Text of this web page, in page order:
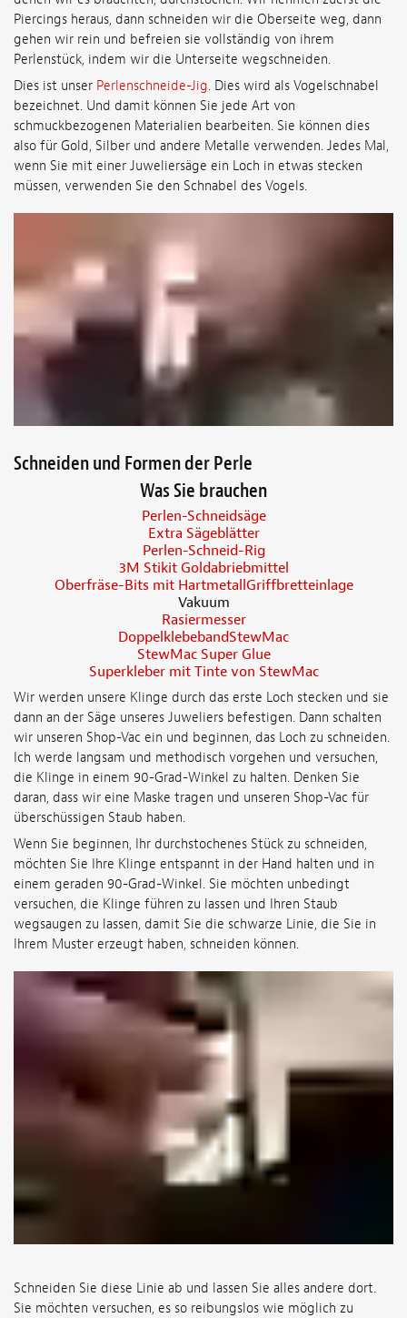
Piercings heraus, dann schneiden wir die Oberseite weg, dann
gehen wir rein und befreien sie vollständig von ihrem
Perlenstück, indem wir die Unterseite wegschneiden.
Dies ist unser Perlenschneide-Jig. Dies wird als Vogelschnabel
bezeichnet. Und damit können Sie jede Art von
schmuckbezogenen Materialien bearbeiten. Sie können dies
also für Gold, Silber und andere Metalle verwenden. Jedes Mal,
wenn Sie mit einer Juweliersäge ein Loch in etwas stecken
müssen, verwenden Sie den Schnabel des Vogels.
Schneiden und Formen der Perle
Was Sie brauchen
Perlen-Schneidsäge
Extra Sägeblätter
Perlen-Schneid-Rig
3M Stikit Goldabriebmittel
Oberfräse-Bits mit HartmetallGriffbretteinlage
Vakuum
Rasiermesser
DoppelklebebandStewMac
StewMac Super Glue
Superkleber mit Tinte von StewMac
Wir werden unsere Klinge durch das erste Loch stecken und sie
dann an der Säge unseres Juweliers befestigen. Dann schalten
wir unseren Shop-Vac ein und beginnen, das Loch zu schneiden.
Ich werde langsam und methodisch vorgehen und versuchen,
die Klinge in einem 90-Grad-Winkel zu halten. Denken Sie
daran, dass wir eine Maske tragen und unseren Shop-Vac für
überschüssigen Staub haben.
Wenn Sie beginnen, Ihr durchstochenes Stück zu schneiden,
möchten Sie Ihre Klinge entspannt in der Hand halten und in
einem geraden 90-Grad-Winkel. Sie möchten unbedingt
versuchen, die Klinge führen zu lassen und Ihren Staub
wegsaugen zu lassen, damit Sie die schwarze Linie, die Sie in
Ihrem Muster erzeugt haben, schneiden können.
Schneiden Sie diese Linie ab und lassen Sie alles andere dort.
Sie möchten versuchen, es so reibungslos wie möglich zu